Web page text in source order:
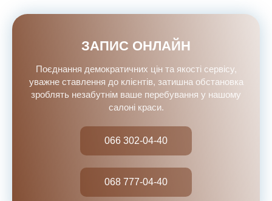
ЗАПИС ОНЛАЙН
Поєднання демократичних цін та якості сервісу,
уважне ставлення до клієнтів, затишна обстановка
зроблять незабутнім ваше перебування у нашому
салоні краси.
066 302-04-40
068 777-04-40